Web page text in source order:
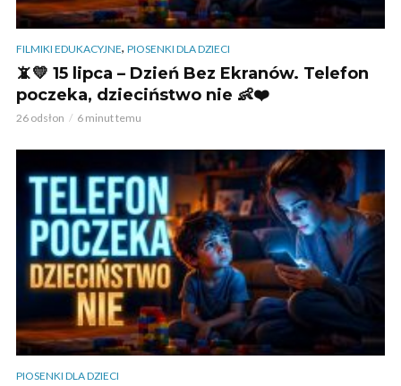
FILMIKI EDUKACYJNE, PIOSENKI DLA DZIECI
📵💛 15 lipca – Dzień Bez Ekranów. Telefon
poczeka, dzieciństwo nie 👶❤️
26 odsłon 6 minut temu
PIOSENKI DLA DZIECI